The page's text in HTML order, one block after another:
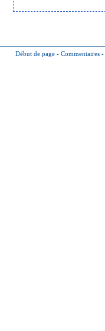
Début de page - Commentaires -